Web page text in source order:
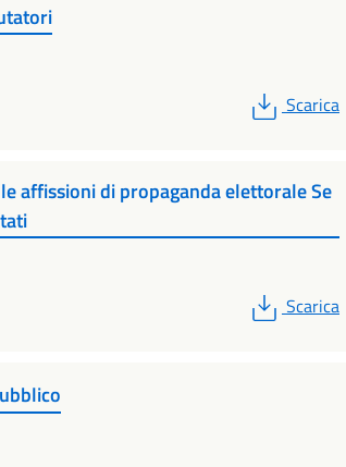
PDF
Scarica
affissioni di propaganda elettorale Se
PDF
Scarica